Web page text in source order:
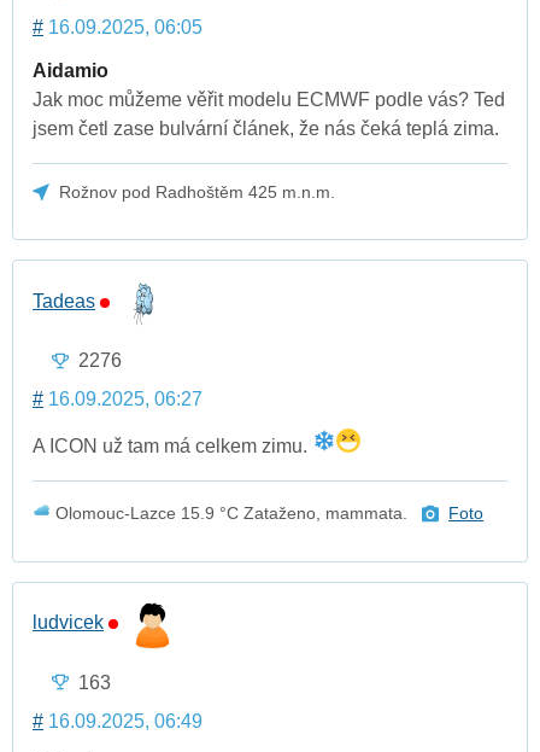
# 16.09.2025, 06:05
Aidamio
Jak moc můžeme věřit modelu ECMWF podle vás? Ted
jsem četl zase bulvární článek, že nás čeká teplá zima.
Rožnov pod Radhoštěm 425 m.n.m.
Tadeas
2276
# 16.09.2025, 06:27
A ICON už tam má celkem zimu.
Olomouc-Lazce 15.9 °C Zataženo, mammata. Foto
ludvicek
163
# 16.09.2025, 06:49